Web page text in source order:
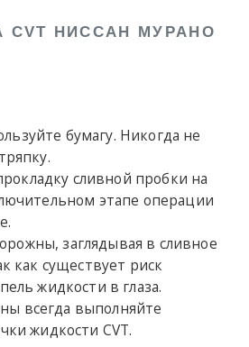
НИССАН МУРАНО
бумагу. Никогда не
сливной пробки на
этапе операции
заглядывая в сливное
как существует риск
жидкости в глаза.
всегда выполняйте
жидкости CVT.